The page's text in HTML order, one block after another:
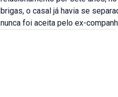
brigas, o casal já havia se
nunca foi aceita pelo ex-